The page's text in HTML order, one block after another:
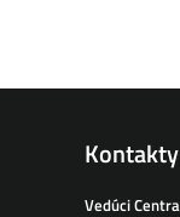
Kontakty
Vedúci